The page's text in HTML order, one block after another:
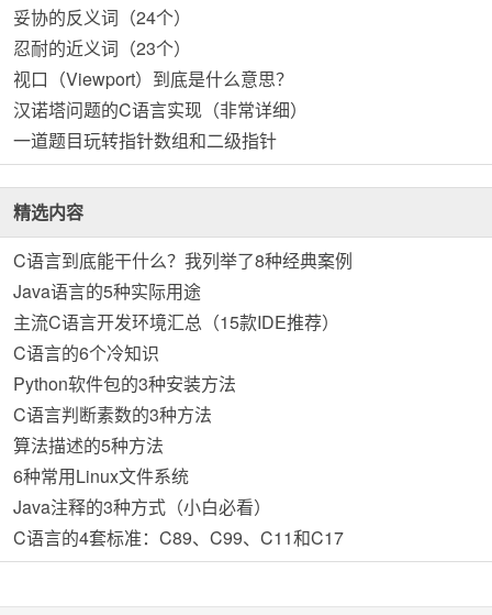
妥协的反义词（24个）
忍耐的近义词（23个）
视口（Viewport）到底是什么意思？
汉诺塔问题的C语言实现（非常详细）
一道题目玩转指针数组和二级指针
精选内容
C语言到底能干什么？我列举了8种经典案例
Java语言的5种实际用途
主流C语言开发环境汇总（15款IDE推荐）
C语言的6个冷知识
Python软件包的3种安装方法
C语言判断素数的3种方法
算法描述的5种方法
6种常用Linux文件系统
Java注释的3种方式（小白必看）
C语言的4套标准：C89、C99、C11和C17